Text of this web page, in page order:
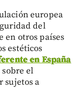
europea
del
en otros países
estéticos
en España
el
sujetos a